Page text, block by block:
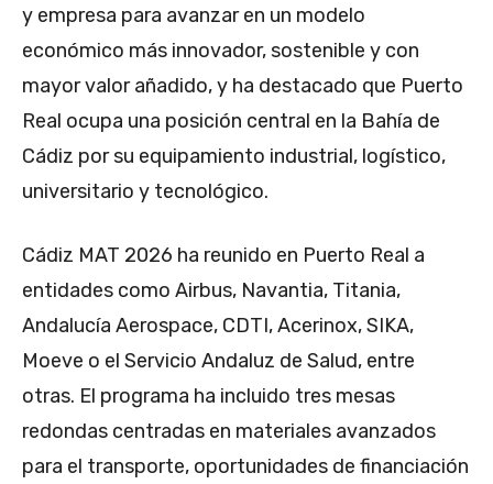
y empresa para avanzar en un modelo
económico más innovador, sostenible y con
mayor valor añadido, y ha destacado que Puerto
Real ocupa una posición central en la Bahía de
Cádiz por su equipamiento industrial, logístico,
universitario y tecnológico.
Cádiz MAT 2026 ha reunido en Puerto Real a
entidades como Airbus, Navantia, Titania,
Andalucía Aerospace, CDTI, Acerinox, SIKA,
Moeve o el Servicio Andaluz de Salud, entre
otras. El programa ha incluido tres mesas
redondas centradas en materiales avanzados
para el transporte, oportunidades de financiación